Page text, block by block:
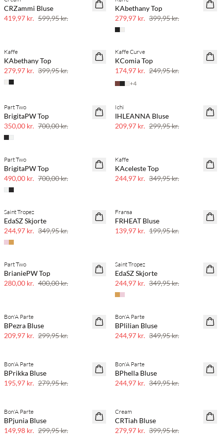
SAVE20
CRZammi Bluse
419,97 kr. 599,95 kr.
SAVE20
KAbethany Top
279,97 kr. 399,95 kr.
SAVE20
Kaffe
KAbethany Top
279,97 kr. 399,95 kr.
SAVE20
Kaffe Curve
KComia Top
174,97 kr. 249,95 kr.
+4
SAVE20
50% rabat
Part Two
BrigitaPW Top
350,00 kr. 700,00 kr.
SAVE20
Ichi
IHLEANNA Bluse
209,97 kr. 299,95 kr.
SAVE20
30% rabat
Part Two
BrigitaPW Top
490,00 kr. 700,00 kr.
SAVE20
Kaffe
KAceleste Top
244,97 kr. 349,95 kr.
SAVE20
30% rabat
Saint Tropez
EdaSZ Skjorte
244,97 kr. 349,95 kr.
SAVE20
Fransa
FRHEAT Bluse
139,97 kr. 199,95 kr.
SAVE20
Part Two
BrianiePW Top
280,00 kr. 400,00 kr.
SAVE20
30% rabat
Saint Tropez
EdaSZ Skjorte
244,97 kr. 349,95 kr.
SAVE20
Bon'A Parte
BPezra Bluse
209,97 kr. 299,95 kr.
SAVE20
Bon'A Parte
BPlilian Bluse
244,97 kr. 349,95 kr.
SAVE20
Bon'A Parte
BPrikka Bluse
195,97 kr. 279,95 kr.
SAVE20
Bon'A Parte
BPhella Bluse
244,97 kr. 349,95 kr.
SAVE20
50% rabat
Bon'A Parte
BPjunia Bluse
149,98 kr. 299,95 kr.
SAVE20
Cream
CRTiah Bluse
279,97 kr. 399,95 kr.